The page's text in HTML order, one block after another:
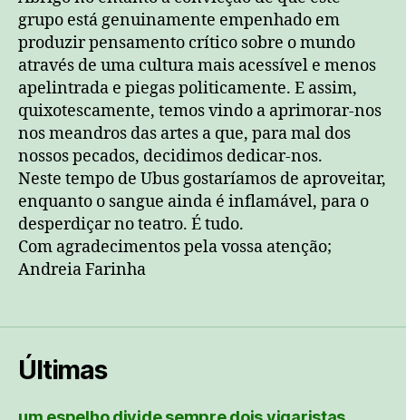
grupo está genuinamente empenhado em
produzir pensamento crítico sobre o mundo
através de uma cultura mais acessível e menos
apelintrada e piegas politicamente. E assim,
quixotescamente, temos vindo a aprimorar-nos
nos meandros das artes a que, para mal dos
nossos pecados, decidimos dedicar-nos.
Neste tempo de Ubus gostaríamos de aproveitar,
enquanto o sangue ainda é inflamável, para o
desperdiçar no teatro. É tudo.
Com agradecimentos pela vossa atenção;
Andreia Farinha
Últimas